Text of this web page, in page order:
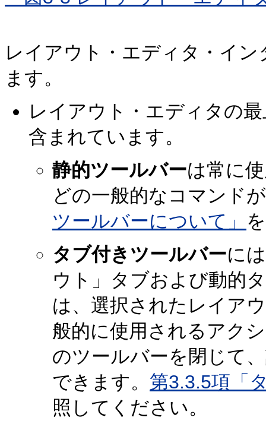
レイアウト・エディタ・イ
ます。
レイアウト・エディタの
含まれています。
静的ツールバーは常に
どの一般的なコマンド
ツールバーについて」
タブ付きツールバーに
ウト」タブおよび動的
は、選択されたレイア
般的に使用されるアク
のツールバーを閉じて
できます。 第3.3.5項「
照してください。